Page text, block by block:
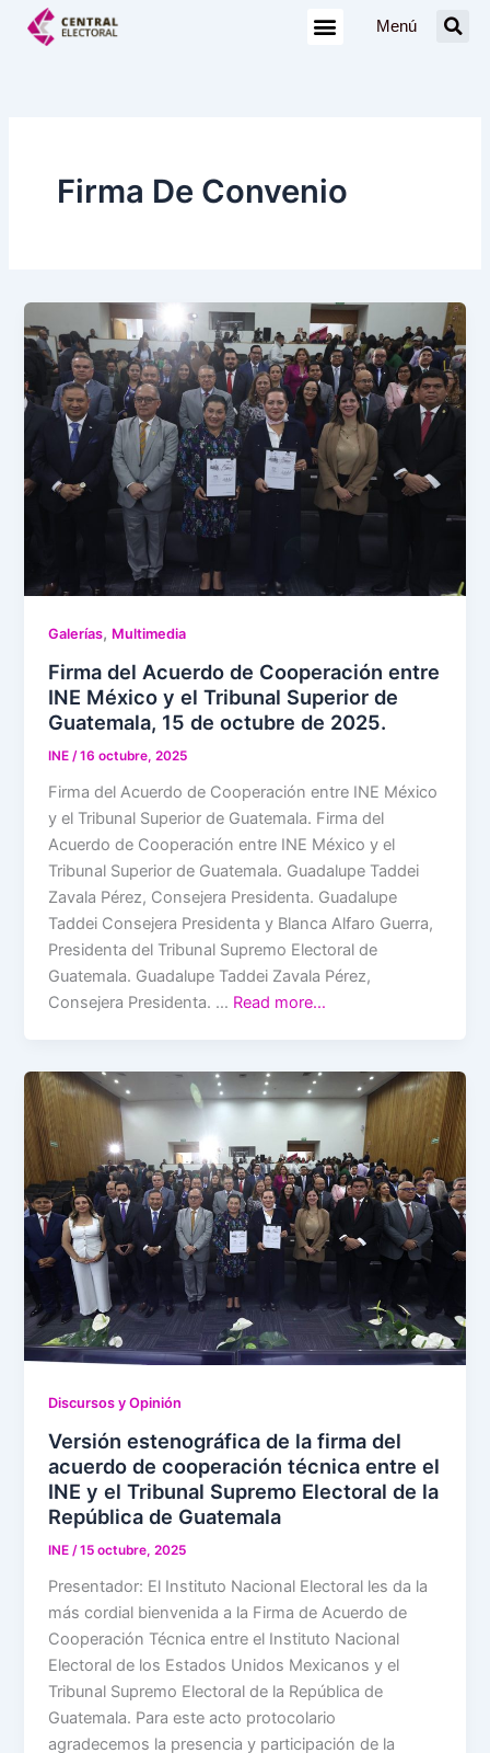
Menú
Firma De Convenio
Galerías, Multimedia
Firma del Acuerdo de Cooperación entre
INE México y el Tribunal Superior de
Guatemala, 15 de octubre de 2025.
INE/16 octubre, 2025
Firma del Acuerdo de Cooperación entre INE México
y el Tribunal Superior de Guatemala. Firma del
Acuerdo de Cooperación entre INE México y el
Tribunal Superior de Guatemala. Guadalupe Taddei
Zavala Pérez, Consejera Presidenta. Guadalupe
Taddei Consejera Presidenta y Blanca Alfaro Guerra,
Presidenta del Tribunal Supremo Electoral de
Guatemala. Guadalupe Taddei Zavala Pérez,
Consejera Presidenta. … Read more…
Discursos y Opinión
Versión estenográfica de la firma del
acuerdo de cooperación técnica entre el
INE y el Tribunal Supremo Electoral de la
República de Guatemala
INE/15 octubre, 2025
Presentador: El Instituto Nacional Electoral les da la
más cordial bienvenida a la Firma de Acuerdo de
Cooperación Técnica entre el Instituto Nacional
Electoral de los Estados Unidos Mexicanos y el
Tribunal Supremo Electoral de la República de
Guatemala. Para este acto protocolario
agradecemos la presencia y participación de la